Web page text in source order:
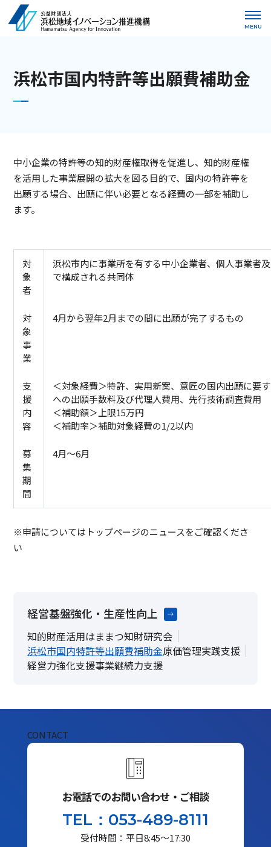
MENU
浜松市国内特許等出願費補助金
中小企業の特許等の知的財産権取得を促進し、知的財産権
を活用した事業展開の拡大を図る目的で、国内の特許等を
出願する場合、出願に伴い必要となる経費の一部を補助し
ます。
対
象
者
浜松市内に事業所を有する中小企業者、個人事業者
で構成される共同体
対
象
事
業
4月から翌年2月までの間に出願が完了するもの
支
援
内
容
＜対象経費＞特許、実用新案、意匠の国内出願に要
への出願手数料及び代理人費用、先行技術調査費用
＜補助額＞上限15万円
＜補助率＞補助対象経費の1/2以内
募
集
期
間
4月～6月
※申請についてはトップページのニュースをご確認くださ
い
経営基盤強化・生産性向上
知的財産活用はままつ知財研究会
浜松市国内特許等出願費補助金原価管理実践支援
経営力強化支援事業継続力支援
CONTACT
お電話でのお問い合わせ・ご相談
TEL：053-489-8111
受付時間：平日8:45～17:30